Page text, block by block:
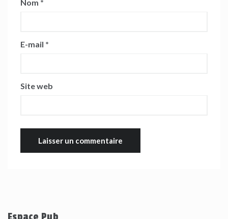
Nom *
E-mail *
Site web